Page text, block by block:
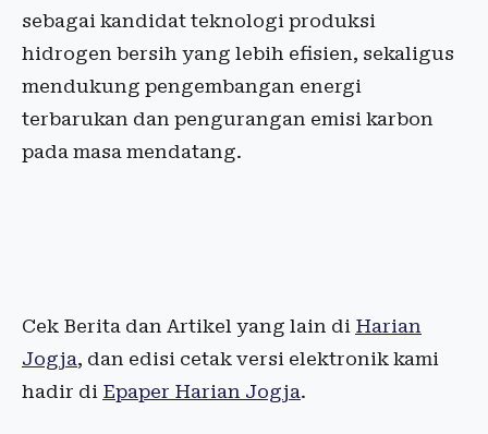
sebagai kandidat teknologi produksi
hidrogen bersih yang lebih efisien, sekaligus
mendukung pengembangan energi
terbarukan dan pengurangan emisi karbon
pada masa mendatang.
Cek Berita dan Artikel yang lain di Harian
Jogja, dan edisi cetak versi elektronik kami
hadir di Epaper Harian Jogja.